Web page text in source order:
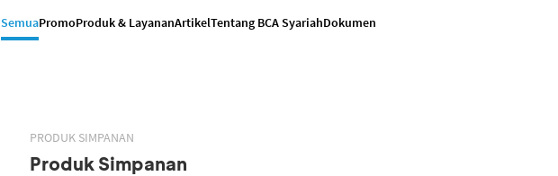
SemuaPromoProduk & LayananArtikelTentang BCA SyariahDokumen
PRODUK SIMPANAN
Produk Simpanan